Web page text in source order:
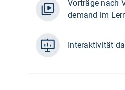
Vorträge nach
demand im
Interaktivität